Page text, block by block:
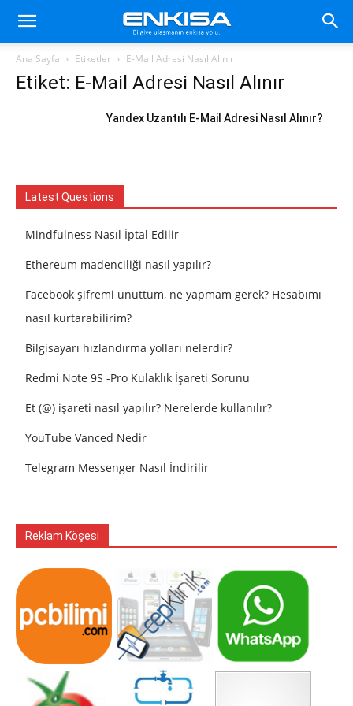
Ana Sayfa Etiketler E-Mail Adresi Nasıl Alınır
Etiket: E-Mail Adresi Nasıl Alınır
Yandex Uzantılı E-Mail Adresi Nasıl Alınır?
Latest Questions
Mindfulness Nasıl İptal Edilir
Ethereum madenciliği nasıl yapılır?
Facebook şifremi unuttum, ne yapmam gerek? Hesabımı
nasıl kurtarabilirim?
Bilgisayarı hızlandırma yolları nelerdir?
Redmi Note 9S -Pro Kulaklık İşareti Sorunu
Et (@) işareti nasıl yapılır? Nerelerde kullanılır?
YouTube Vanced Nedir
Telegram Messenger Nasıl İndirilir
Reklam Köşesi